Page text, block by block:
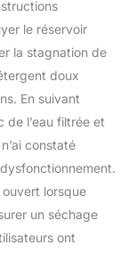
le réservoir
la stagnation de
doux
En suivant
de l’eau filtrée et
constaté
lorsque
un séchage
ont